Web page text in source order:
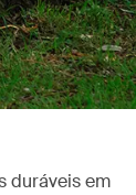
duráveis em